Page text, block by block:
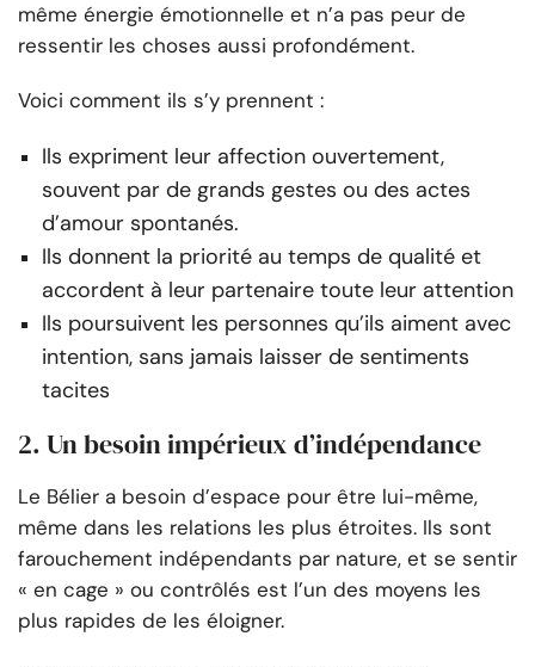
même énergie émotionnelle et n’a pas peur de
ressentir les choses aussi profondément.
Voici comment ils s’y prennent :
Ils expriment leur affection ouvertement,
souvent par de grands gestes ou des actes
d’amour spontanés.
Ils donnent la priorité au temps de qualité et
accordent à leur partenaire toute leur attention
Ils poursuivent les personnes qu’ils aiment avec
intention, sans jamais laisser de sentiments
tacites
2. Un besoin impérieux d’indépendance
Le Bélier a besoin d’espace pour être lui-même,
même dans les relations les plus étroites. Ils sont
farouchement indépendants par nature, et se sentir
« en cage » ou contrôlés est l’un des moyens les
plus rapides de les éloigner.